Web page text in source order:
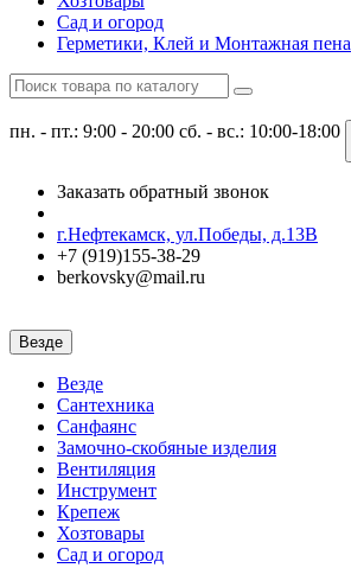
Сад и огород
Герметики, Клей и Монтажная пена
пн. - пт.: 9:00 - 20:00 сб. - вс.: 10:00-18:00
Заказать обратный звонок
г.Нефтекамск, ул.Победы, д.13В
+7 (919)155-38-29
berkovsky@mail.ru
Везде
Везде
Сантехника
Санфаянс
Замочно-скобяные изделия
Вентиляция
Инструмент
Крепеж
Хозтовары
Сад и огород